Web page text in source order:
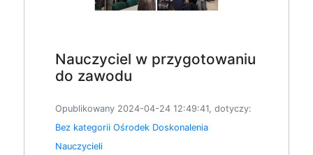
Nauczyciel w przygotowaniu
do zawodu
Opublikowany 2024-04-24 12:49:41, dotyczy:
Bez kategorii Ośrodek Doskonalenia
Nauczycieli